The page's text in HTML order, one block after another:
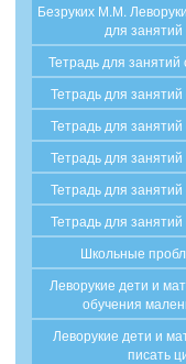
Безруких М.М.
для занятий
Тетрадь для занятий
Тетрадь для
Тетрадь для
Тетрадь для
Тетрадь для
Тетрадь для
Школьные
Леворукие дети и
обучения
Леворукие дети и
писать